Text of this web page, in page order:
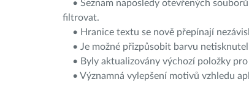
• Seznam naposledy otevřených
filtrovat.
• Hranice textu se nově přepínají
• Je možné přizpůsobit barvu
• Byly aktualizovány výchozí položky pro
• Významná vylepšení motivů vzhledu